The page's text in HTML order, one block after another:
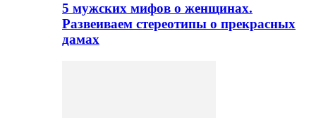
5 мужских мифов о женщинах.
Развеиваем стереотипы о прекрасных
дамах